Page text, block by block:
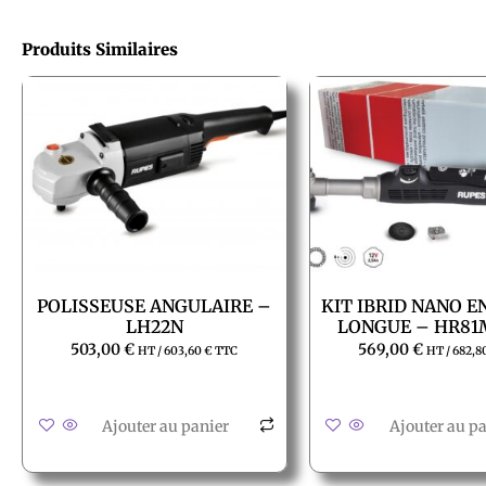
Produits Similaires
POLISSEUSE ANGULAIRE –
LH22N
503,00€ HT /603,60€TTC
Ajouter au panier
KIT IBRID NANO
LONGUE –
569,00€ HT /
Ajouter au